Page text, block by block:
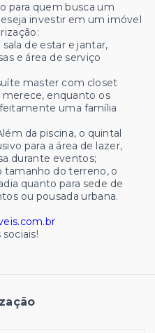
para quem busca um
investir em um imóvel
de estar e jantar,
e área de serviço
master com closet
enquanto os
uma família
da piscina, o quintal
para a área de lazer,
durante eventos;
tamanho do terreno, o
quanto para sede de
ou pousada urbana.